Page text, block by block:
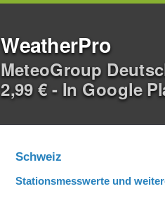
WeatherPro
MeteoGroup
2,99 € - In Google
Schweiz
Stationsmesswerte und